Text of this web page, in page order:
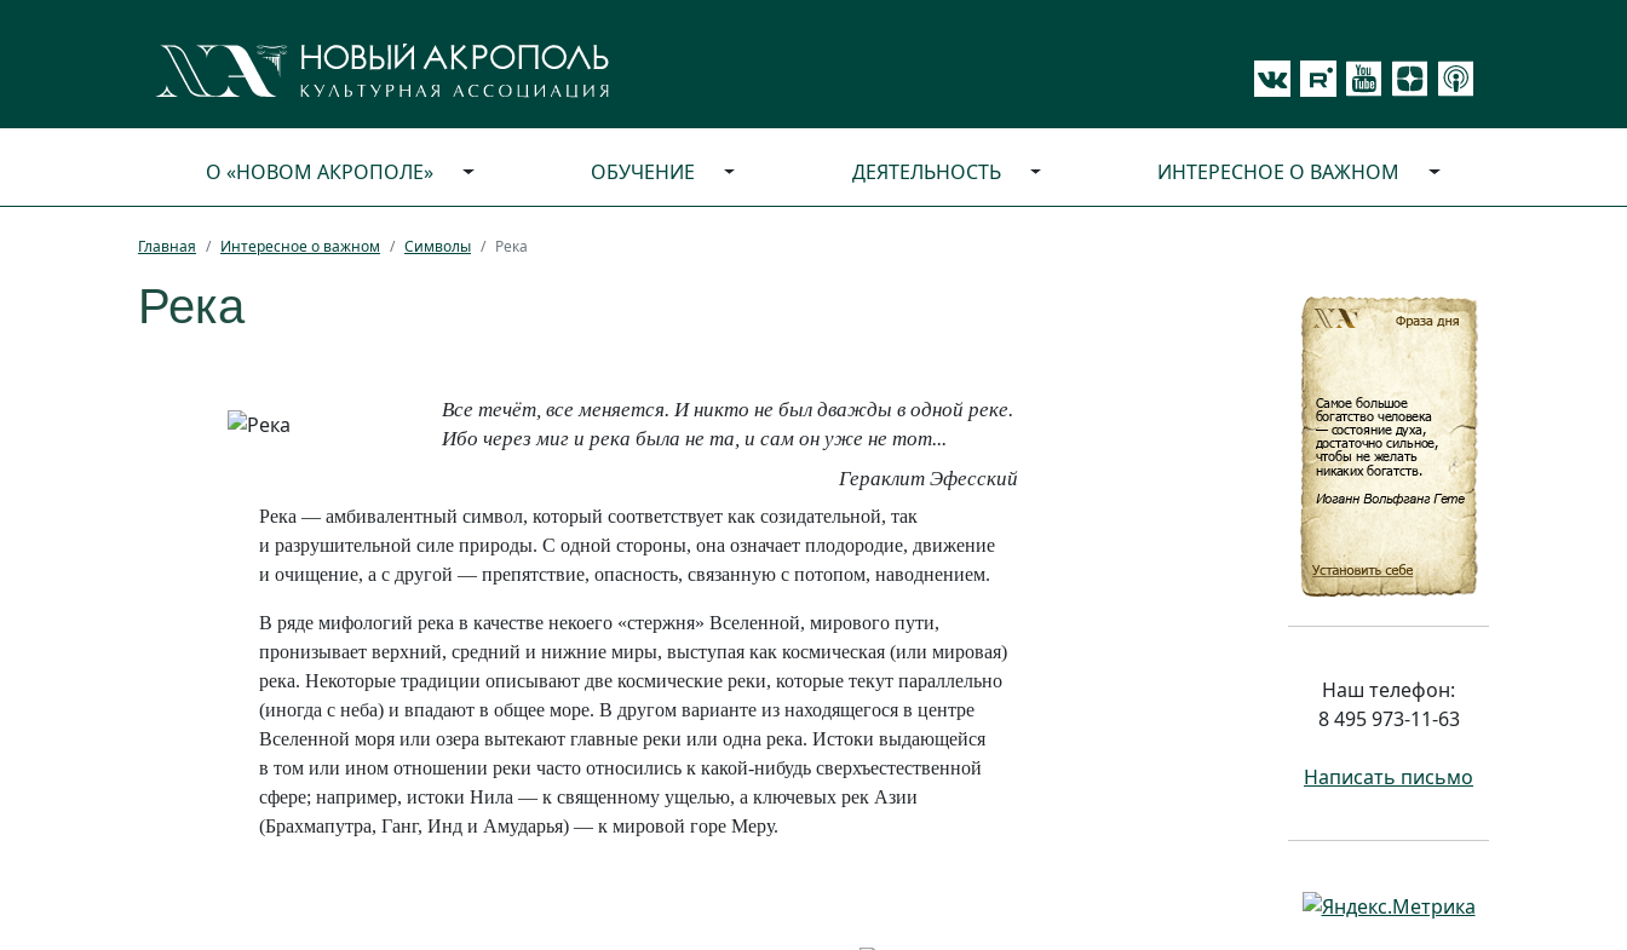
О «НОВОМ АКРОПОЛЕ» ОБУЧЕНИЕ ДЕЯТЕЛЬНОСТЬ ИНТЕРЕСНОЕ О ВАЖНОМ
Главная Интересное о важном Символы Река
Река
Все течёт, все меняется. И никто не был дважды в одной реке.
Ибо через миг и река была не та, и сам он уже не тот...
Гераклит Эфесский
Река — амбивалентный символ, который соответствует как созидательной, так
и разрушительной силе природы. С одной стороны, она означает плодородие, движение
и очищение, а с другой — препятствие, опасность, связанную с потопом, наводнением.
В ряде мифологий река в качестве некоего «стержня» Вселенной, мирового пути,
пронизывает верхний, средний и нижние миры, выступая как космическая (или мировая)
река. Некоторые традиции описывают две космические реки, которые текут параллельно
(иногда с неба) и впадают в общее море. В другом варианте из находящегося в центре
Вселенной моря или озера вытекают главные реки или одна река. Истоки выдающейся
в том или ином отношении реки часто относились к какой-нибудь сверхъестественной
сфере; например, истоки Нила — к священному ущелью, а ключевых рек Азии
(Брахмапутра, Ганг, Инд и Амударья) — к мировой горе Меру.
Наш телефон:
8 495 973-11-63
Написать письмо